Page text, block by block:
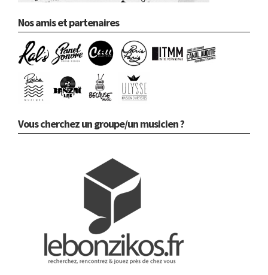
Nos amis et partenaires
Vous cherchez un groupe/un musicien ?